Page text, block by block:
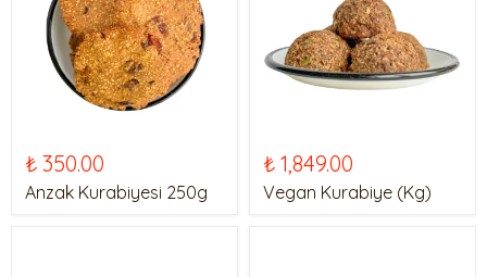
₺ 350.00
Anzak Kurabiyesi 250g
₺ 1,849.00
Vegan Kurabiye (Kg)